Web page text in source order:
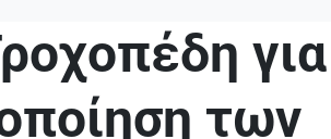
για
των